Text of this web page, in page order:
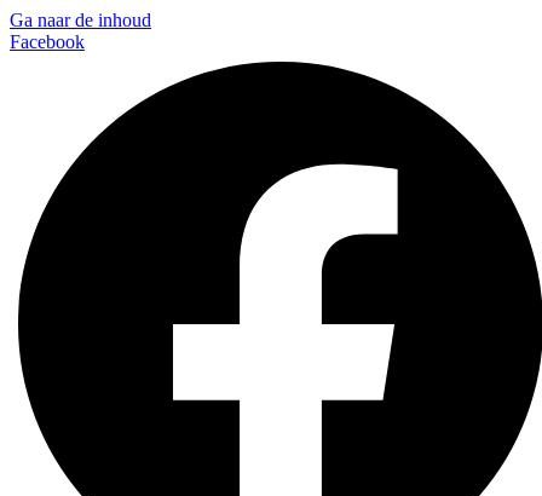
Ga naar de inhoud
Facebook